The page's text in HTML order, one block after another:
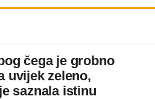
čega je grobno
uvijek zeleno,
saznala istinu